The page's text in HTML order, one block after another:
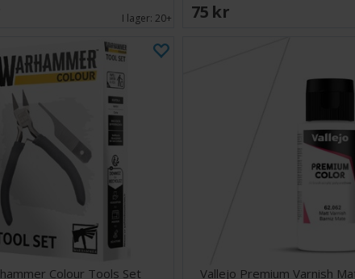
I lager:20+ 75 SEK
Colour Tools Set Vallejo Premium Varnish